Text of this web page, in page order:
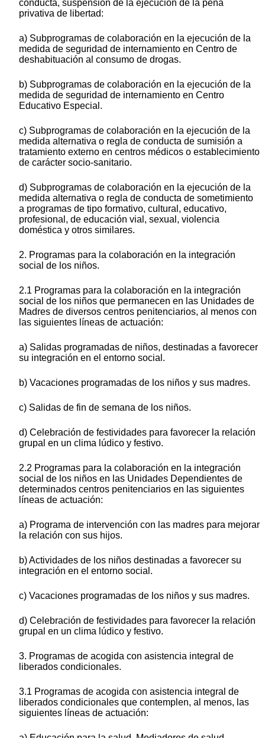
conducta, suspensión de la ejecución de la pena
privativa de libertad:
a) Subprogramas de colaboración en la ejecución de la
medida de seguridad de internamiento en Centro de
deshabituación al consumo de drogas.
b) Subprogramas de colaboración en la ejecución de la
medida de seguridad de internamiento en Centro
Educativo Especial.
c) Subprogramas de colaboración en la ejecución de la
medida alternativa o regla de conducta de sumisión a
tratamiento externo en centros médicos o establecimiento
de carácter socio-sanitario.
d) Subprogramas de colaboración en la ejecución de la
medida alternativa o regla de conducta de sometimiento
a programas de tipo formativo, cultural, educativo,
profesional, de educación vial, sexual, violencia
doméstica y otros similares.
2. Programas para la colaboración en la integración
social de los niños.
2.1 Programas para la colaboración en la integración
social de los niños que permanecen en las Unidades de
Madres de diversos centros penitenciarios, al menos con
las siguientes líneas de actuación:
a) Salidas programadas de niños, destinadas a favorecer
su integración en el entorno social.
b) Vacaciones programadas de los niños y sus madres.
c) Salidas de fin de semana de los niños.
d) Celebración de festividades para favorecer la relación
grupal en un clima lúdico y festivo.
2.2 Programas para la colaboración en la integración
social de los niños en las Unidades Dependientes de
determinados centros penitenciarios en las siguientes
líneas de actuación:
a) Programa de intervención con las madres para mejorar
la relación con sus hijos.
b) Actividades de los niños destinadas a favorecer su
integración en el entorno social.
c) Vacaciones programadas de los niños y sus madres.
d) Celebración de festividades para favorecer la relación
grupal en un clima lúdico y festivo.
3. Programas de acogida con asistencia integral de
liberados condicionales.
3.1 Programas de acogida con asistencia integral de
liberados condicionales que contemplen, al menos, las
siguientes líneas de actuación: